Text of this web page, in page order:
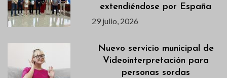
extendiéndose por España
29 julio, 2026
Nuevo servicio municipal de
Videointerpretación para
personas sordas